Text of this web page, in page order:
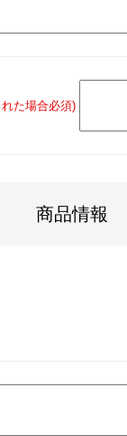
た場合必須)
商品情報